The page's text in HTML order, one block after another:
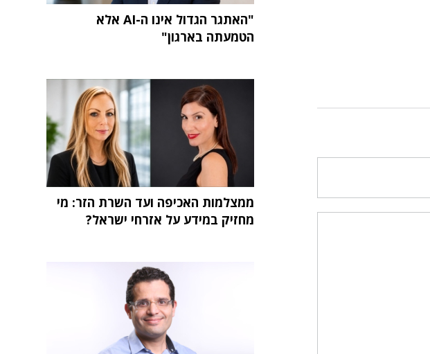
"האתגר הגדול אינו ה-AI אלא
הטמעתה בארגון"
ממצלמות האכיפה ועד השרת הזר: מי
מחזיק במידע על אזרחי ישראל?